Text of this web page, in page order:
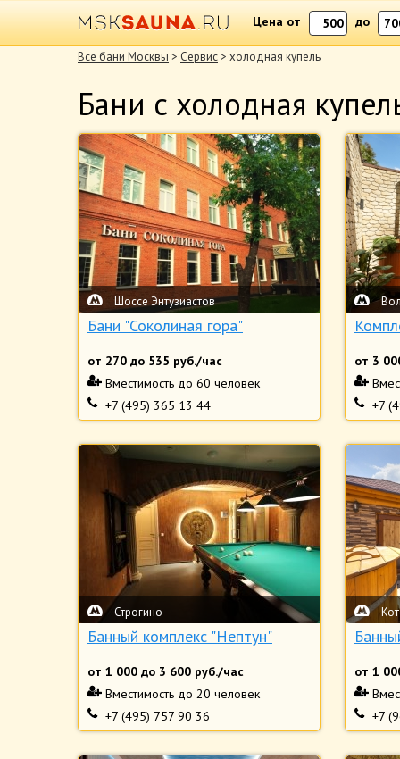
Цена от до
Все бани Москвы > Сервис> холодная купель
Бани с холодная
Шоссе Энтузиастов
Бани "Соколиная гора"
от 270 до 535 руб./час
Вместимость до 60 человек
+7 (495) 365 13 44
от 3
+7
Строгино
Банный комплекс "Нептун"
от 1 000 до 3 600 руб./час
Вместимость до 20 человек
+7 (495) 757 90 36
от 1
+7